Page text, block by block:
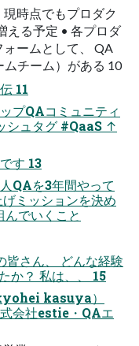
現時点でもプロダク
える予定 • 各プロダ
ームとして、 QA
ムチーム）がある 10
11
プQAコミュニティ
シュタグ #QaaS ↑
す 13
QAを3年間やって
ミッションを決め
でいくこと
さん、 どんな経験
か？ 私は、、 15
kasuya）
会社estie・QAエ